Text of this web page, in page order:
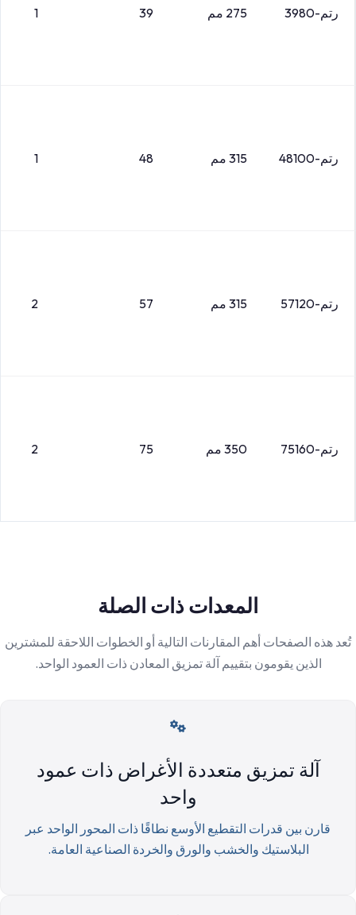
رتم-3980 275 مم 39
1
رتم-48100 315 مم 48
1
رتم-57120 315 مم 57
2
رتم-75160 350 مم 75
2
المعدات ذات الصلة
تُعد هذه الصفحات أهم المقارنات التالية أو الخطوات اللاحقة للمشترين
الذين يقومون بتقييم آلة تمزيق المعادن ذات العمود الواحد.
آلة تمزيق متعددة الأغراض ذات عمود
واحد
قارن بين قدرات التقطيع الأوسع نطاقًا ذات المحور الواحد عبر
البلاستيك والخشب والورق والخردة الصناعية العامة.